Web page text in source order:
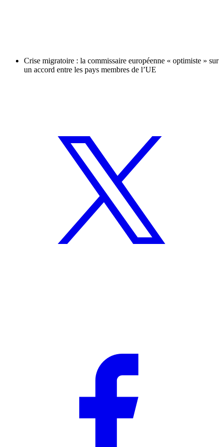
Crise migratoire : la commissaire européenne « optimiste » sur
un accord entre les pays membres de l’UE